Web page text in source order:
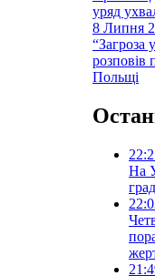
уряд
8 Липня
“Загроза
розповів
Польщі
На